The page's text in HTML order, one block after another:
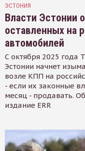
ЭСТОНИЯ
Власти Эстонии
оставленных на
автомобилей
С октября 2025 года
Эстонии начнет
возле КПП на
- если их законные
месяц - продавать.
издание ERR